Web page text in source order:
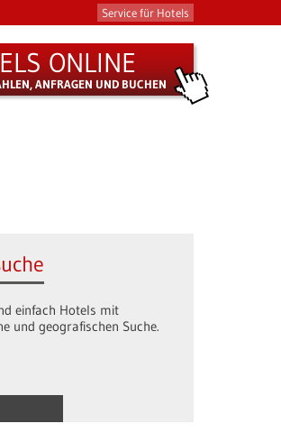
Service für Hotels
ONLINE
ANFRAGEN UND BUCHEN
einfach Hotels mit
und geografischen Suche.